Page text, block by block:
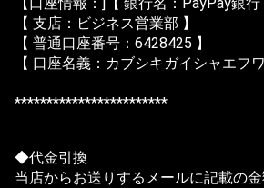
【 支店：ビジネス営業部 】
【 普通口座番号：6428425 】
【 口座名義：カブシキガイシャエフ
************************
◆代金引換
当店からお送りするメールに記載の